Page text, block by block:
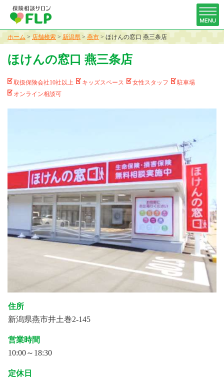
ホーム > 店舗検索 > 新潟県 > 燕市 > ほけんの窓口 燕三条店
ほけんの窓口 燕三条店
取扱保険会社10社以上 キッズスペース 女性スタッフ
駐車場
オンライン相談可
住所
新潟県燕市井土巻2-145
営業時間
10:00～18:30
定休日